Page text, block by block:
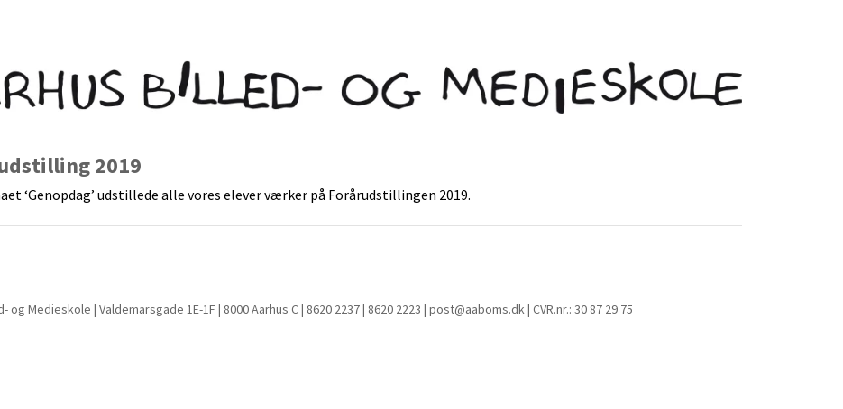
2019
‘Genopdag’ udstillede alle vores elever værker på Forårudstillingen 2019.
og Medieskole | Valdemarsgade 1E-1F | 8000 Aarhus C | 8620 2237 | 8620 2223 | post@aaboms.dk | CVR.nr.: 30 87 29 75